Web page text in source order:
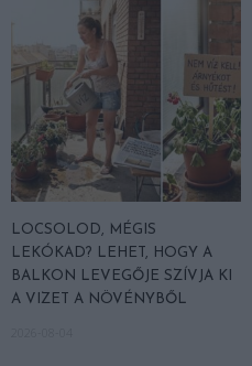
LOCSOLOD, MÉGIS
LEKÓKAD? LEHET, HOGY A
BALKON LEVEGŐJE SZÍVJA KI
A VIZET A NÖVÉNYBŐL